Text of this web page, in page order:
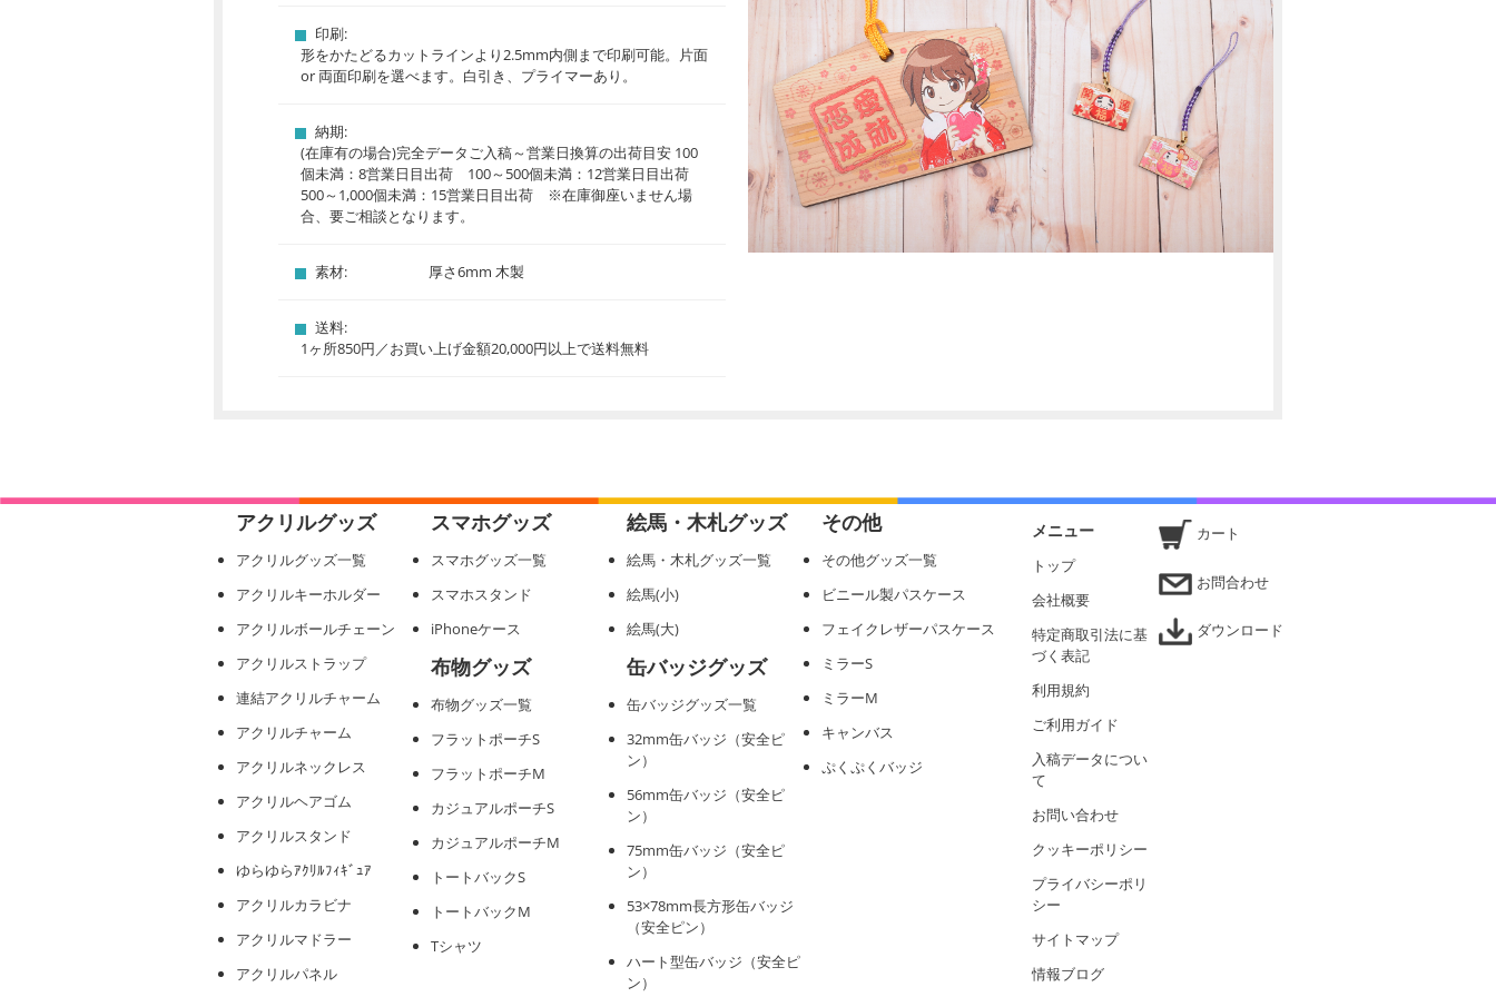
印刷:
形をかたどるカットラインより2.5mm内側まで印刷可能。片面
or 両面印刷を選べます。白引き、プライマーあり。
納期:
(在庫有の場合)完全データご入稿～営業日換算の出荷目安 100
個未満：8営業日目出荷 100～500個未満：12営業日目出荷
500～1,000個未満：15営業日目出荷 ※在庫御座いません場
合、要ご相談となります。
素材: 厚さ6mm 木製
送料:
1ヶ所850円／お買い上げ金額20,000円以上で送料無料
アクリルグッズ
アクリルグッズ一覧
アクリルキーホルダー
アクリルボールチェーン
アクリルストラップ
連結アクリルチャーム
アクリルチャーム
アクリルネックレス
アクリルヘアゴム
アクリルスタンド
ゆらゆらｱｸﾘﾙﾌｨｷﾞｭｱ
アクリルカラビナ
アクリルマドラー
アクリルパネル
スマホグッズ
スマホグッズ一覧
スマホスタンド
iPhoneケース
布物グッズ
布物グッズ一覧
フラットポーチS
フラットポーチM
カジュアルポーチS
カジュアルポーチM
トートバックS
トートバックM
Tシャツ
絵馬・木札グッズ
絵馬・木札グッズ一覧
絵馬(小)
絵馬(大)
缶バッジグッズ
缶バッジグッズ一覧
32mm缶バッジ（安全ピ
ン）
56mm缶バッジ（安全ピ
ン）
75mm缶バッジ（安全ピ
ン）
53×78mm長方形缶バッジ
（安全ピン）
ハート型缶バッジ（安全ピ
ン）
その他
その他グッズ一覧
ビニール製パスケース
フェイクレザーパスケース
ミラーS
ミラーM
キャンバス
ぷくぷくバッジ
メニュー
トップ
会社概要
特定商取引法に基
づく表記
利用規約
ご利用ガイド
入稿データについ
て
お問い合わせ
クッキーポリシー
プライバシーポリ
シー
サイトマップ
情報ブログ
カート
お問合わせ
ダウンロード